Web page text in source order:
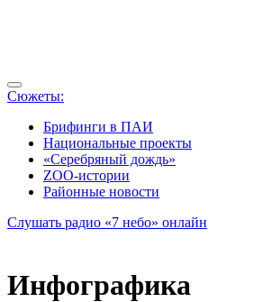
Сюжеты:
Брифинги в ПАИ
Национальные проекты
«Серебряный дождь»
ZOO-истории
Районные новости
Слушать радио «7 небо» онлайн
Инфографика